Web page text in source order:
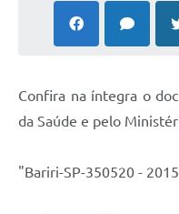
Confira na íntegra o
da Saúde e pelo
"Bariri-SP-350520 -